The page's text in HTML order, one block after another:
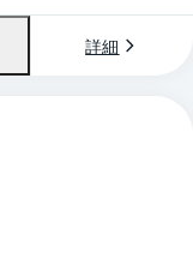
詳細
間取り